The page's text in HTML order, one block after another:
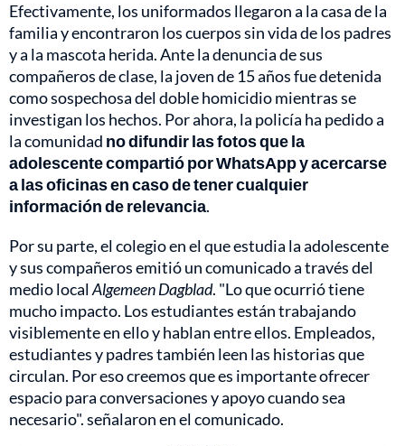
Efectivamente, los uniformados llegaron a la casa de la
familia y encontraron los cuerpos sin vida de los padres
y a la mascota herida. Ante la denuncia de sus
compañeros de clase, la joven de 15 años fue detenida
como sospechosa del doble homicidio mientras se
investigan los hechos. Por ahora, la policía ha pedido a
la comunidad no difundir las fotos que la
adolescente compartió por WhatsApp y acercarse
a las oficinas en caso de tener cualquier
información de relevancia.
Por su parte, el colegio en el que estudia la adolescente
y sus compañeros emitió un comunicado a través del
medio localAlgemeen Dagblad. "Lo que ocurrió tiene
mucho impacto. Los estudiantes están trabajando
visiblemente en ello y hablan entre ellos. Empleados,
estudiantes y padres también leen las historias que
circulan. Por eso creemos que es importante ofrecer
espacio para conversaciones y apoyo cuando sea
necesario". señalaron en el comunicado.